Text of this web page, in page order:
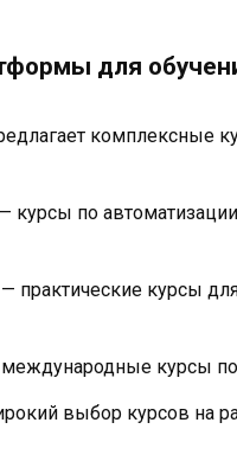
для
комплексные
курсы по
— практические курсы
курсы по
выбор курсов на